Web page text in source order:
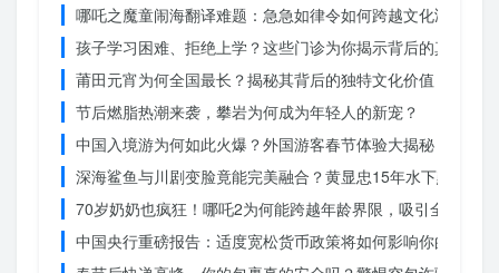
哪吒之魔童闹海翻译难题：急急如律令如何跨越文化鸿沟？
孩子学习困难、拒绝上学？这些门诊为你揭示背后的真相
莆田元宵为何全国最长？揭秘其背后的独特文化价值
节后燃脂热潮来袭，攀岩为何成为年轻人的新宠？
中国入境游为何如此火爆？外国游客春节体验大揭秘
深海鲨鱼与川剧变脸竟能完美融合？黄显忠15年水下默剧惊
70岁奶奶也疯狂！哪吒2为何能跨越年龄界限，吸引全民观影
中国央行重磅报告：适度宽松货币政策将如何影响你的消费？